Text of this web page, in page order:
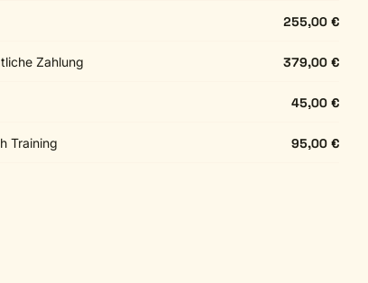
255,00 €
Zahlung 379,00 €
45,00 €
Training 95,00 €